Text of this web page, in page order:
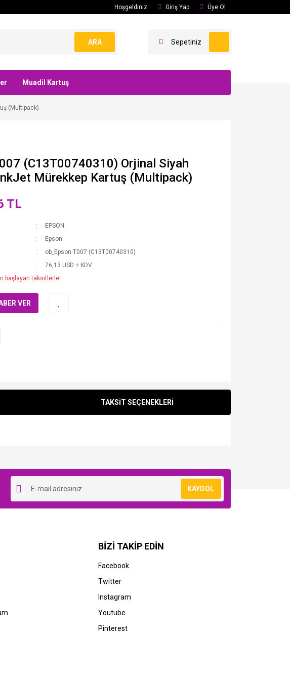
Hoşgeldiniz Giriş Yap Üye Ol
ARA Sepetiniz
Muadil Kartuş
(Multipack)
(C13T00740310) Orjinal Siyah
Mürekkep Kartuş (Multipack)
TL
EPSON
Epson
ob_Epson T007 (C13T00740310)
76,13 USD + KDV
başlayan taksitlerle!
VER
TAKSİT SEÇENEKLERİ
KAYDOL
BİZİ TAKİP EDİN
Facebook
Twitter
Instagram
Youtube
Pinterest